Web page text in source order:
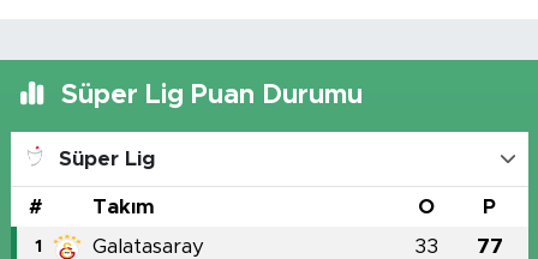
Süper Lig Puan Durumu
Süper Lig
# Takım O P
1 Galatasaray 33 77